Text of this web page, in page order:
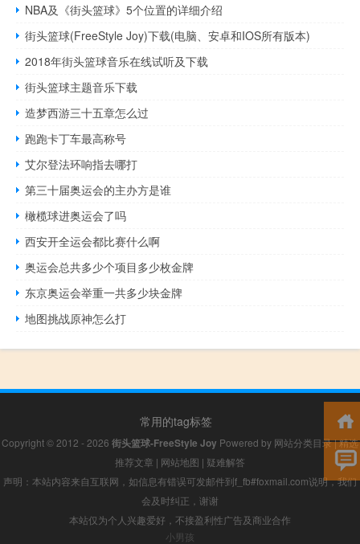
NBA及《街头篮球》5个位置的详细介绍
街头篮球(FreeStyle Joy)下载(电脑、安卓和IOS所有版本)
2018年街头篮球音乐在线试听及下载
街头篮球主题音乐下载
造梦西游三十五章怎么过
跑跑卡丁车最高称号
艾尔登法环响指去哪打
第三十届奥运会的主办方是谁
橄榄球进奥运会了吗
西安开全运会都比赛什么啊
奥运会总共多少个项目多少枚金牌
东京奥运会举重一共多少块金牌
地图挑战原神怎么打
常用的tag标签
Copyright © 2012 - 2026 街头篮球-FreeStyle Joy Powered by 网站分类目录|精选
推荐文章 | 网站地图 | 疑难解答
声明：本站内容来自互联网，如信息有错误可发邮件到f_fb#foxmail.com说明，我们
会及时纠正，谢谢
本站仅为个人兴趣爱好，不接盈利性广告及商业合作
小男孩